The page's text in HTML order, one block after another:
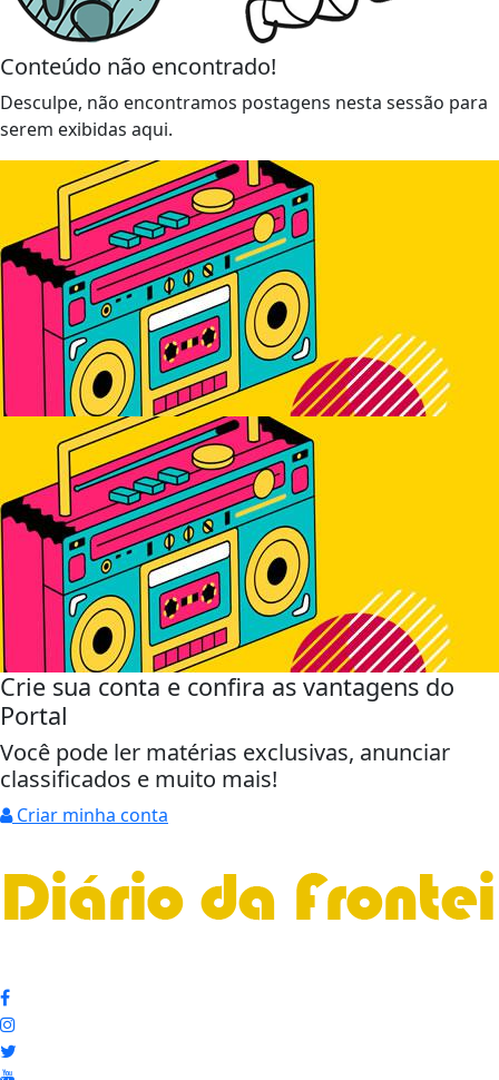
Conteúdo não encontrado!
Desculpe, não encontramos postagens nesta sessão para
serem exibidas aqui.
Crie sua conta e confira as vantagens do
Portal
Você pode ler matérias exclusivas, anunciar
classificados e muito mais!
Criar minha conta